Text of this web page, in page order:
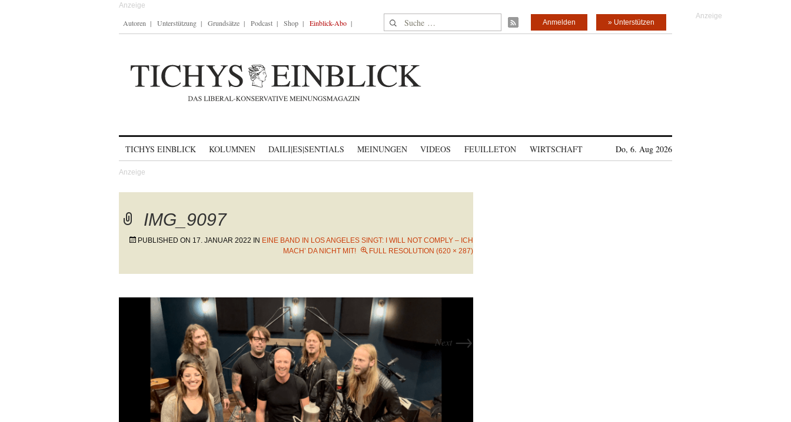
Autoren Unterstützung Grundsätze Podcast Shop Einblick-Abo Suche nach: » Unterstützen
Anmelden
TICHYS EINBLICK KOLUMNEN DAILI|ES|SENTIALS MEINUNGEN VIDEOS FEUILLETON WIRTSCHAFT Do, 6. Aug 2026
IMG_9097
PUBLISHED ON 17. JANUAR 2022 IN EINE BAND IN LOS ANGELES SINGT: I WILL NOT COMPLY – ICH
MACH’ DA NICHT MIT!
FULL RESOLUTION (620 × 287)
Next →